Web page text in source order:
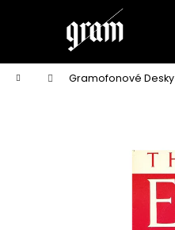
Domů Gramofonové Desky
í
Zpět
do
obchodu
Zpět
do
obchodu